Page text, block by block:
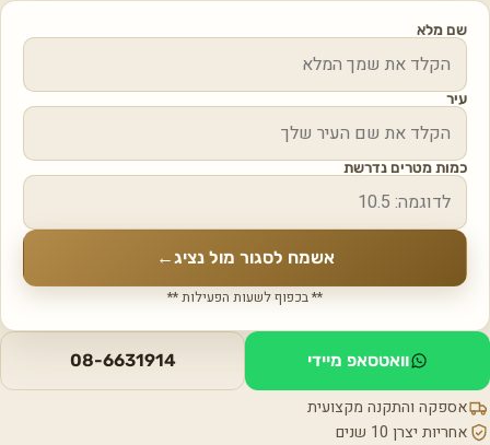
שם מלא
עיר
כמות מטרים נדרשת
אשמח לסגור מול נציג←
** בכפוף לשעות הפעילות **
וואטסאפ מיידי 08-6631914
אספקה והתקנה מקצועית
אחריות יצרן 10 שנים